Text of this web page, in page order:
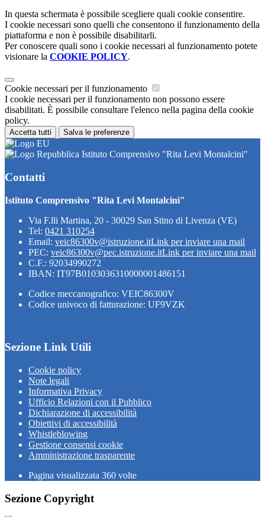
In questa schermata è possibile scegliere quali cookie consentire.
I cookie necessari sono quelli che consentono il funzionamento della
piattaforma e non è possibile disabilitarli.
Per conoscere quali sono i cookie necessari al funzionamento potete
visionare la COOKIE POLICY.
Cookie necessari per il funzionamento
I cookie necessari per il funzionamento non possono essere
disabilitati. È possibile consultare l'elenco nella pagina della cookie
policy.
Accetta tutti Salva le preferenze
Istituto Comprensivo "Rita Levi Montalcini"
Contatti
Istituto Comprensivo "Rita Levi Montalcini"
Via F.lli Martina, 20 - 30029 San Stino di Livenza (VE)
Tel: 0421 310254
Email: veic86300v@istruzione.itLink per inviare una mail
PEC: veic86300v@pec.istruzione.itLink per inviare una mail
C.F.: 92034990272
IBAN: IT97B0103036310000001486151
Codice meccanografico: VEIC86300V
Codice univoco di fatturazione: UF9VZK
Sezione Link Utili
Cookie policy
Note legali
Informativa Privacy
Ufficio Relazioni con il Pubblico
Dichiarazione di accessibilità
Obiettivi di accessibilità
Whistleblowing
Gestione consensi cookie
Amministrazione trasparente
Pagina visualizzata 360 volte
Sezione Copyright